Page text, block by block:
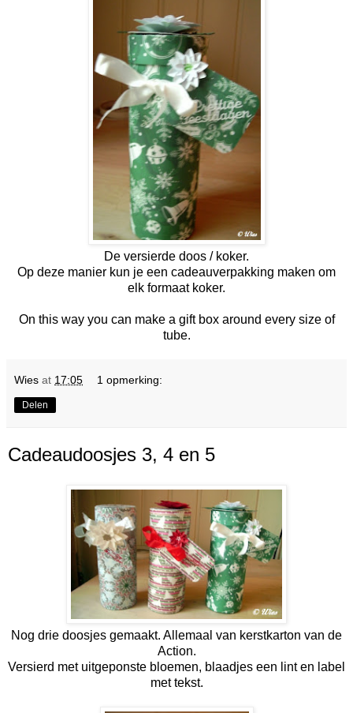
De versierde doos / koker.
Op deze manier kun je een cadeauverpakking maken om
elk formaat koker.
On this way you can make a gift box around every size of
tube.
Wies at 17:05 1 opmerking:
Delen
Cadeaudoosjes 3, 4 en 5
Nog drie doosjes gemaakt. Allemaal van kerstkarton van de
Action.
Versierd met uitgeponste bloemen, blaadjes een lint en label
met tekst.